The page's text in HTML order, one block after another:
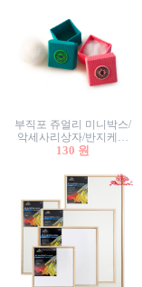
부직포 쥬얼리 미니박스/
악세사리상자/반지케이
스/반지상자/귀걸이상자/
130 원